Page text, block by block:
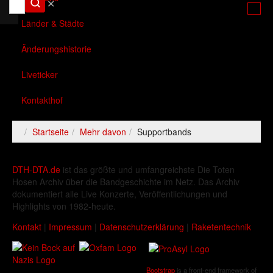
✕
Länder & Städte
Änderungshistorie
Liveticker
Kontakthof
Startseite Mehr davon Supportbands
DTH-DTA.de ist das größte und umfangreichste Die Toten
Hosen Archiv über die Bandgeschichte im Netz. Das Archiv
dokumentiert alle Live Konzerte, Veröffentlichungen und
Highlights von 1982-heute.
Kontakt | Impressum | Datenschutzerklärung | Raketentechnik
Bootstrap is a front-end framework of